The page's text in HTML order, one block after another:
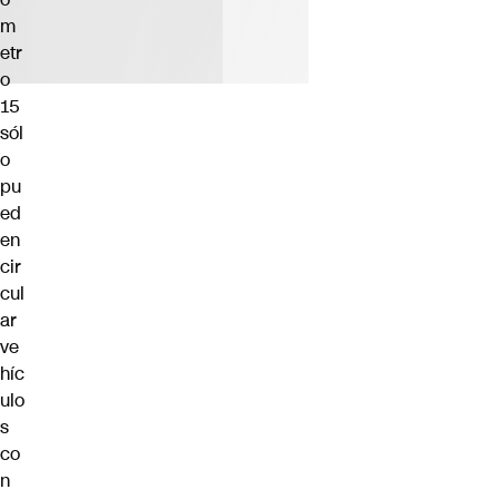
m
etr
o
15
sól
o
pu
ed
en
cir
cul
ar
ve
híc
ulo
s
co
n